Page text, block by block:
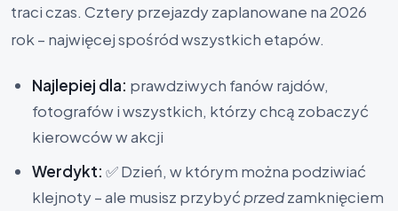
traci czas. Cztery przejazdy zaplanowane na 2026
rok – najwięcej spośród wszystkich etapów.
Najlepiej dla: prawdziwych fanów rajdów,
fotografów i wszystkich, którzy chcą zobaczyć
kierowców w akcji
Werdykt: ✅ Dzień, w którym można podziwiać
klejnoty – ale musisz przybyćprzedzamknięciem